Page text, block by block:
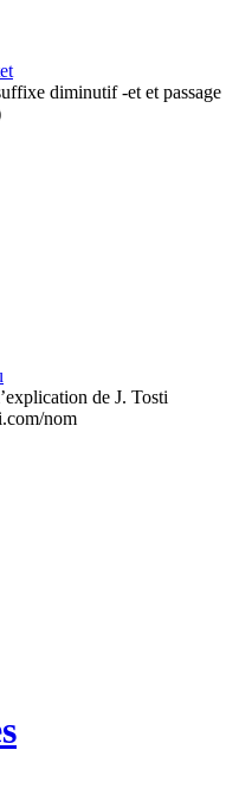
diminutif -et et passage
de J. Tosti
nom